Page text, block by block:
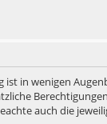
in wenigen
auch die